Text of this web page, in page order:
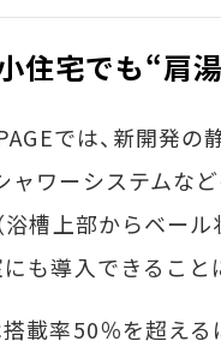
住宅でも“肩
では、新開発の
ャワーシステムな
浴槽上部からベー
も導入できること
載率50％を超え